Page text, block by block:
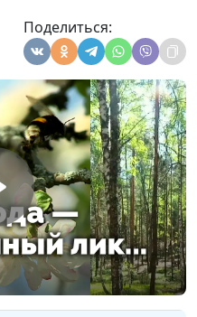
Поделиться:
#488
#487
#486
#485
#484
#483
#482